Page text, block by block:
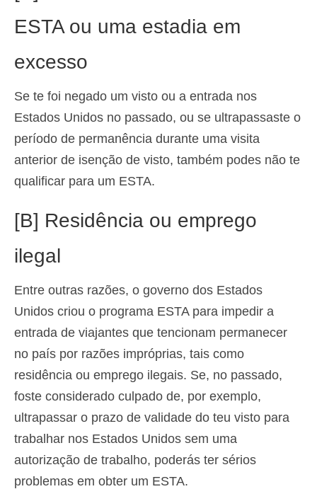
ESTA ou uma estadia em
excesso
Se te foi negado um visto ou a entrada nos
Estados Unidos no passado, ou se ultrapassaste o
período de permanência durante uma visita
anterior de isenção de visto, também podes não te
qualificar para um ESTA.
[B] Residência ou emprego
ilegal
Entre outras razões, o governo dos Estados
Unidos criou o programa ESTA para impedir a
entrada de viajantes que tencionam permanecer
no país por razões impróprias, tais como
residência ou emprego ilegais. Se, no passado,
foste considerado culpado de, por exemplo,
ultrapassar o prazo de validade do teu visto para
trabalhar nos Estados Unidos sem uma
autorização de trabalho, poderás ter sérios
problemas em obter um ESTA.